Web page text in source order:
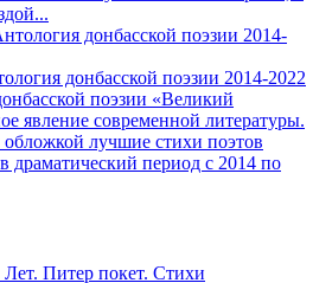
донбасской поэзии 2014-2022
поэзии «Великий
явление современной литературы.
лучшие стихи поэтов
драматический период с 2014 по